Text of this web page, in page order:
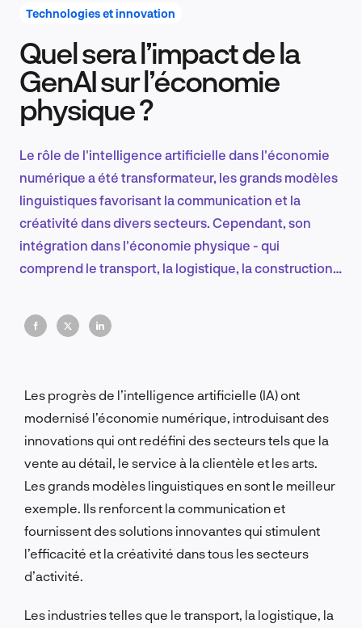
Recherche et conception produit
EN
Technologies et innovation
Quel sera l’impact de la
GenAI sur l’économie
physique ?
Le rôle de l'intelligence artificielle dans l'économie
numérique a été transformateur, les grands modèles
linguistiques favorisant la communication et la
créativité dans divers secteurs. Cependant, son
intégration dans l'économie physique - qui
comprend le transport, la logistique, la construction
Les progrès de l’intelligence artificielle (IA) ont
modernisé l’économie numérique, introduisant des
innovations qui ont redéfini des secteurs tels que la
vente au détail, le service à la clientèle et les arts.
Les grands modèles linguistiques en sont le meilleur
exemple. Ils renforcent la communication et
fournissent des solutions innovantes qui stimulent
l’efficacité et la créativité dans tous les secteurs
d’activité.
Les industries telles que le transport, la logistique, la